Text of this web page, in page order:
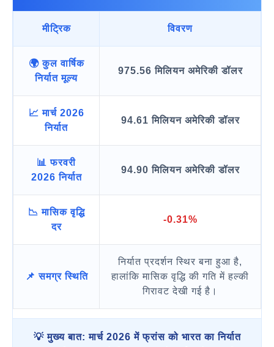
मीट्रिक विवरण
🌍 कुल वार्षिक
निर्यात मूल्य
975.56 मिलियन अमेरिकी डॉलर
📈 मार्च 2026
निर्यात
94.61 मिलियन अमेरिकी डॉलर
📊 फरवरी
2026 निर्यात
94.90 मिलियन अमेरिकी डॉलर
📉 मासिक वृद्धि
दर
-0.31%
📌 समग्र स्थिति
निर्यात प्रदर्शन स्थिर बना हुआ है,
हालांकि मासिक वृद्धि की गति में हल्की
गिरावट देखी गई है।
💡 मुख्य बात: मार्च 2026 में फ्रांस को भारत का निर्यात